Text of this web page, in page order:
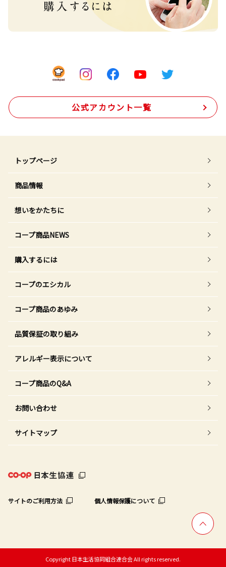
公式アカウント一覧
トップページ
商品情報
想いをかたちに
コープ商品NEWS
購入するには
コープのエシカル
コープ商品のあゆみ
品質保証の取り組み
アレルギー表示について
コープ商品のQ&A
お問い合わせ
サイトマップ
サイトのご利用方法 個人情報保護について
Copyright 日本生活協同組合連合会 All rights reserved.